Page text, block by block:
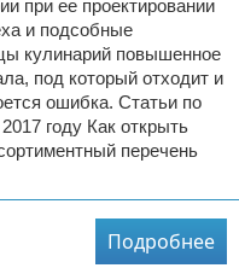
при ее проектировании
и подсобные
кулинарий повышенное
под который отходит и
ошибка. Статьи по
году Как открыть
перечень
Подробнее